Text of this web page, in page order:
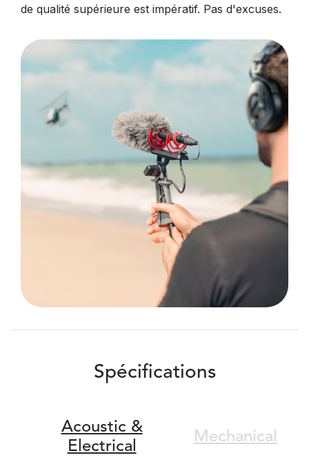
de qualité supérieure est impératif. Pas d'excuses.
Spécifications
Acoustic &
Electrical
Mechanical